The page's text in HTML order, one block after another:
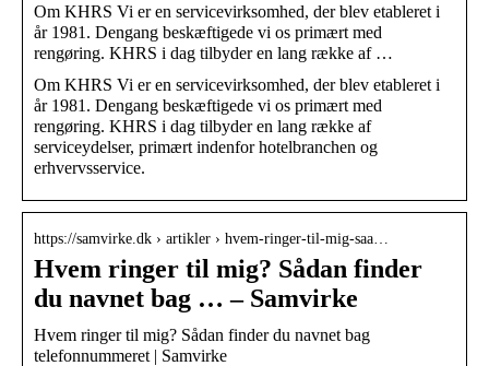
Om KHRS Vi er en servicevirksomhed, der blev etableret i
år 1981. Dengang beskæftigede vi os primært med
rengøring. KHRS i dag tilbyder en lang række af …
Om KHRS Vi er en servicevirksomhed, der blev etableret i
år 1981. Dengang beskæftigede vi os primært med
rengøring. KHRS i dag tilbyder en lang række af
serviceydelser, primært indenfor hotelbranchen og
erhvervsservice.
https://samvirke.dk › artikler › hvem-ringer-til-mig-saa…
Hvem ringer til mig? Sådan finder
du navnet bag … – Samvirke
Hvem ringer til mig? Sådan finder du navnet bag
telefonnummeret | Samvirke